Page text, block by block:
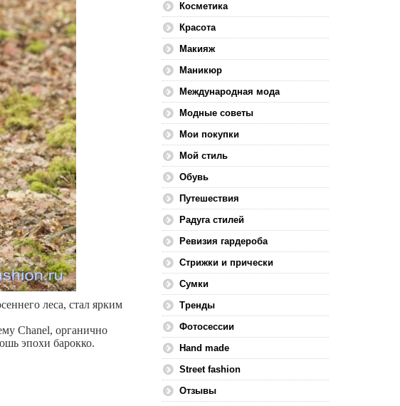
леса, стал ярким
Chanel, органично
эпохи барокко.
Косметика
Красота
Макияж
Маникюр
Международная мода
Модные советы
Мои покупки
Мой стиль
Обувь
Путешествия
Радуга стилей
Ревизия гардероба
Стрижки и прически
Сумки
Тренды
Фотосессии
Hand made
Street fashion
Отзывы